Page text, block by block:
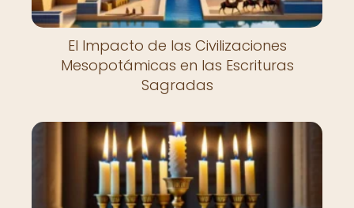
El Impacto de las Civilizaciones
Mesopotámicas en las Escrituras
Sagradas